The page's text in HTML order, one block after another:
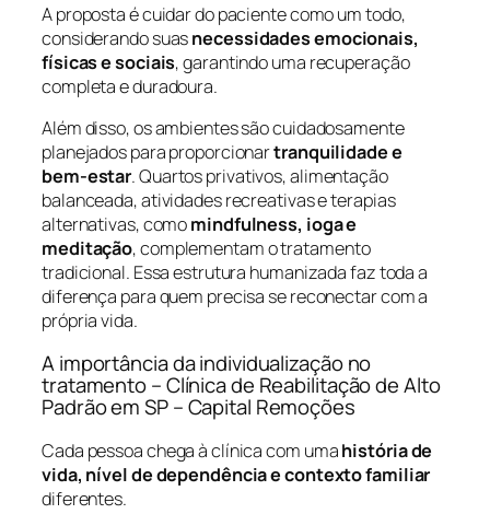
A proposta é cuidar do paciente como um todo,
considerando suasnecessidades emocionais,
físicas e sociais, garantindo uma recuperação
completa e duradoura.
Além disso, os ambientes são cuidadosamente
planejados para proporcionartranquilidade e
bem-estar. Quartos privativos, alimentação
balanceada, atividades recreativas e terapias
alternativas, comomindfulness, ioga e
meditação, complementam o tratamento
tradicional. Essa estrutura humanizada faz toda a
diferença para quem precisa se reconectar com a
própria vida.
A importância da individualização no
tratamento – Clínica de Reabilitação de Alto
Padrão em SP – Capital Remoções
Cada pessoa chega à clínica com umahistória de
vida, nível de dependência e contexto familiar
diferentes.